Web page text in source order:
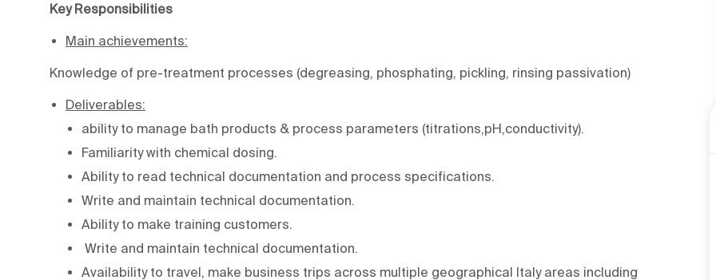
Key Responsibilities
Main achievements:
Knowledge of pre-treatment processes (degreasing, phosphating, pickling, rinsing passivation)
Deliverables:
ability to manage bath products & process parameters (titrations,pH,conductivity).
Familiarity with chemical dosing.
Ability to read technical documentation and process specifications.
Write and maintain technical documentation.
Ability to make training customers.
Write and maintain technical documentation.
Availability to travel, make business trips across multiple geographical Italy areas including